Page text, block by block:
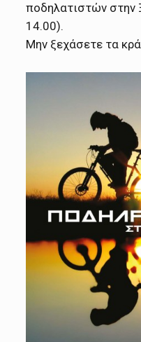
ποδηλατιστών στην
14.00).
Μην ξεχάσετε τα